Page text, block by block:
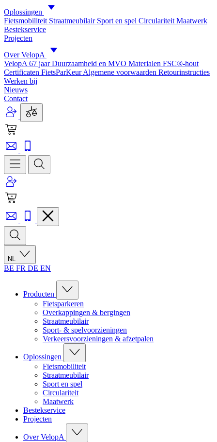
Oplossingen
Fietsmobiliteit Straatmeubilair Sport en spel Circulariteit Maatwerk
Bestekservice
Projecten
Over VelopA
VelopA 67 jaarDuurzaamheid en MVO Materialen FSC®-hout
Certificaten FietsParKeurAlgemene voorwaarden Retourinstructies
Werken bij
Nieuws
Contact
NL
BE FR DE EN
Producten
Fietsparkeren
Overkappingen & bergingen
Straatmeubilair
Sport- & spelvoorzieningen
Verkeersvoorzieningen & afzetpalen
Oplossingen
Fietsmobiliteit
Straatmeubilair
Sport en spel
Circulariteit
Maatwerk
Bestekservice
Projecten
Over VelopA